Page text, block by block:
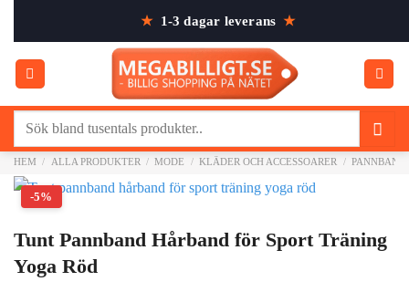
content
★ 1-3 dagar leverans ★
HEM / ALLA PRODUKTER / MODE / KLÄDER OCH ACCESSOARER / PANNBAND
-5%
Tunt Pannband Hårband för Sport Träning
Yoga Röd